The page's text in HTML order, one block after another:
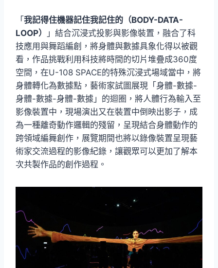
「 我記得住機器記住我記住的（BODY-DATA-
LOOP）
」結合沉浸式投影與影像裝置，融合了科
技應用與舞蹈編創，將身體與數據具象化得以被觀
看，作品挑戰利用科技將時間的切片堆疊成360度
空間，在U-108 SPACE的特殊沉浸式場域當中，將
身體轉化為數據點，藝術家試圖展現「身體-數據-
身體-數據-身體-數據」的迴圈，將人體行為輸入至
影像裝置中，現場演出又在裝置中倒映出影子，成
為一種離奇動作邏輯的殘留，呈現結合身體動作的
跨領域編舞創作，展覽期間也將以錄像裝置呈現藝
術家交流過程的影像紀錄，讓觀眾可以更加了解本
次共製作品的創作過程。